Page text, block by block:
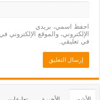
احفظ اسمي، بريدي
الإلكتروني، والموقع
في تعليقي.